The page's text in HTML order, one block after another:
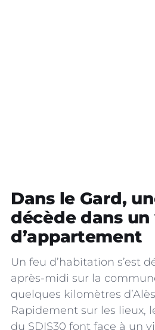
Dans le Gard,
décède dans
d’appartement
Un feu d’habitation s’est
après-midi sur la
quelques kilomètres
Rapidement sur les lieux,
du SDIS30 font face à un